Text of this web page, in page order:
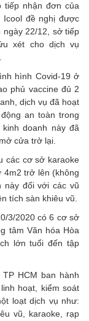
tiếp nhận đơn của
Icool đề nghị được
22/12, sở tiếp
xét cho dịch vụ
hình Covid-19 ở
phủ vaccine đủ 2
dịch vụ đã hoạt
an toàn trong
doanh này đã
cửa trở lại.
các cơ sở karaoke
4m2 trở lên (không
này đối với các vũ
tích sàn khiêu vũ.
3/2020 có 6 cơ sở
tâm Văn hóa Hòa
lớn tuổi đến tập
HCM ban hành
hoạt, kiểm soát
loạt dịch vụ như:
vũ, karaoke, rạp